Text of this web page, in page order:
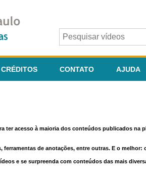
CRÉDITOS CONTATO AJUDA
ter acesso à maioria dos conteúdos publicados
de anotações, entre outras. E o
e se surpreenda com conteúdos das mais